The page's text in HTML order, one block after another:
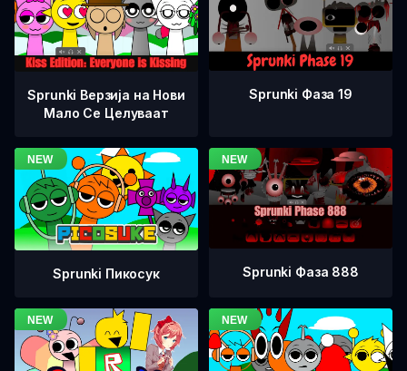
Sprunki Верзија на Нови
Мало Се Целуваат
Sprunki Фаза 19
Sprunki Пикосук Sprunki Фаза 888